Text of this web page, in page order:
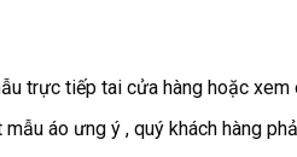
trực tiếp tai cửa hàng hoặc
áo ưng ý , quý khách hàng